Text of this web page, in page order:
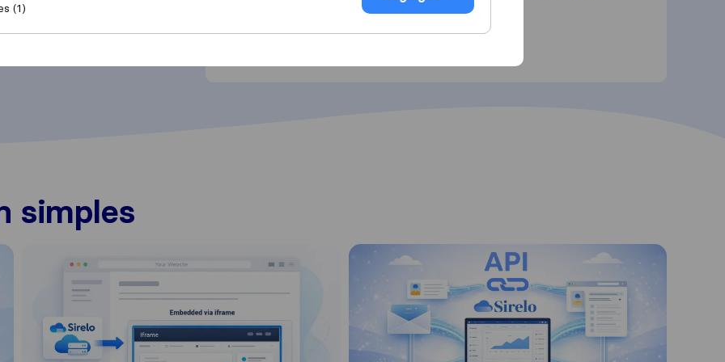
partenariat affilié.
simples
(1)